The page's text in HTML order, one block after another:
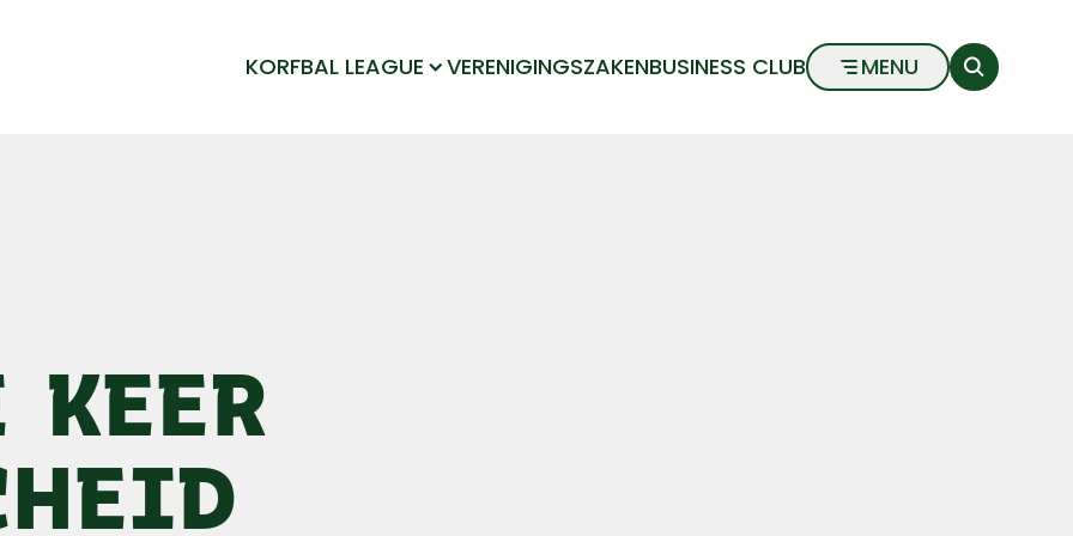
KORFBAL LEAGUE VERENIGINGSZAKENBUSINESS CLUB MENU
KEER